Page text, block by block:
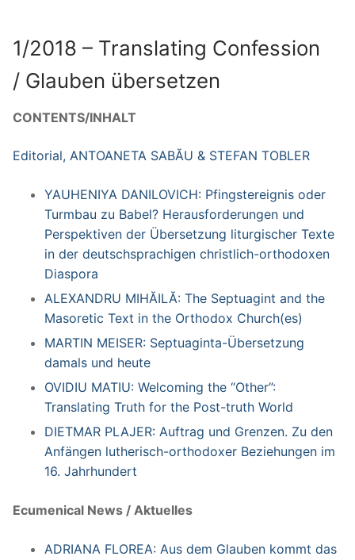
1/2018 – Translating Confession
/ Glauben übersetzen
CONTENTS/INHALT
Editorial, ANTOANETA SABĂU & STEFAN TOBLER
YAUHENIYA DANILOVICH: Pfingstereignis oder
Turmbau zu Babel? Herausforderungen und
Perspektiven der Übersetzung liturgischer Texte
in der deutschsprachigen christlich-orthodoxen
Diaspora
ALEXANDRU MIHĂILĂ: The Septuagint and the
Masoretic Text in the Orthodox Church(es)
MARTIN MEISER: Septuaginta-Übersetzung
damals und heute
OVIDIU MATIU: Welcoming the “Other”:
Translating Truth for the Post-truth World
DIETMAR PLAJER: Auftrag und Grenzen. Zu den
Anfängen lutherisch-orthodoxer Beziehungen im
16. Jahrhundert
Ecumenical News / Aktuelles
ADRIANA FLOREA: Aus dem Glauben kommt das